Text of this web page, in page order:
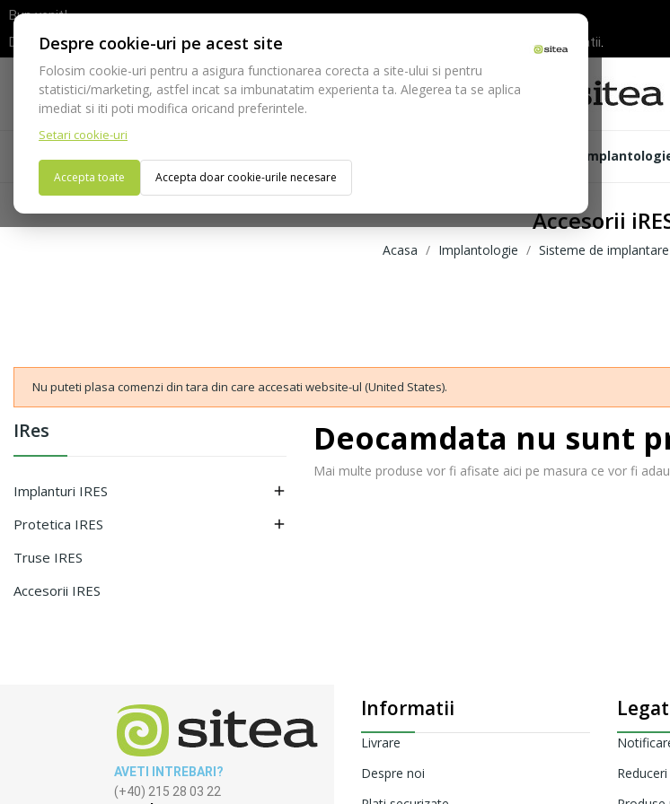
Despre cookie-uri pe acest site
Folosim cookie-uri pentru a asigura functionarea corecta a site-ului si pentru
statistici/marketing, astfel incat sa imbunatatim experienta ta. Alegerea ta se aplica
imediat si iti poti modifica oricand preferintele.
Setari cookie-uri
Accepta toate Accepta doar cookie-urile necesare
Bun venit!
Dupa efectuarea comenzii va rugam sa asteptati confirmarea stocurilor inainte de efectuarea platii.
Telefon:
021-528 03 23
Acasa Consumabile Echipamente
Accesorii
Acasa Implantologie Sisteme de implantare
Nu puteti plasa comenzi din tara din care accesati website-ul (United States).
IRes
Implanturi IRES 
Protetica IRES 
Truse IRES
Accesorii IRES
Deocamdata nu sunt
Mai multe produse vor fi afisate aici pe masura ce vor fi
AVETI INTREBARI?
(+40) 215 28 03 22
Informatii
Livrare
Despre noi